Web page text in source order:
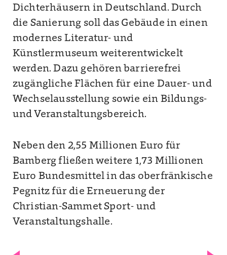
Dichterhäusern in Deutschland. Durch
die Sanierung soll das Gebäude in einen
modernes Literatur- und
Künstlermuseum weiterentwickelt
werden. Dazu gehören barrierefrei
zugängliche Flächen für eine Dauer- und
Wechselausstellung sowie ein Bildungs-
und Veranstaltungsbereich.
Neben den 2,55 Millionen Euro für
Bamberg fließen weitere 1,73 Millionen
Euro Bundesmittel in das oberfränkische
Pegnitz für die Erneuerung der
Christian-Sammet Sport- und
Veranstaltungshalle.